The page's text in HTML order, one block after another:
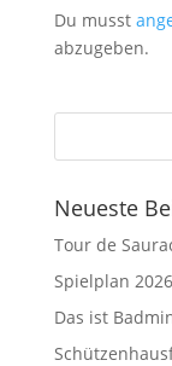
Du musst
abzugeben.
Neueste
Tour de
Spielplan
Das ist